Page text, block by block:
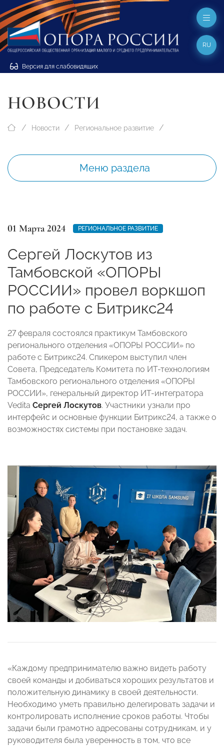
Версия для слабовидящих
RU
НОВОСТИ
Новости Региональное развитие
Меню раздела
01 Марта 2024 РЕГИОНАЛЬНОЕ РАЗВИТИЕ
Сергей Лоскутов из
Тамбовской «ОПОРЫ
РОССИИ» провел воркшоп
по работе с Битрикс24
27 февраля состоялся практикум Тамбовского
регионального отделения «ОПОРЫ РОССИИ» по
работе с Битрикс24. Спикером выступил член
Совета, Председатель Комитета по ИТ-технологиям
Тамбовского регионального отделения «ОПОРЫ
РОССИИ», генеральный директор ИТ-интегратора
Vedita Сергей Лоскутов. Участники узнали про
интерфейс и основные функции Битрикс24, а также о
возможностях системы при постановке задач.
«Каждому предпринимателю важно видеть работу
своей команды и добиваться хороших результатов и
положительную динамику в своей деятельности.
Необходимо уметь правильно делегировать задачи и
контролировать исполнение сроков работы. Чтобы
задачи были грамотно адресованы сотрудникам, и у
руководителя была уверенность в том, что все